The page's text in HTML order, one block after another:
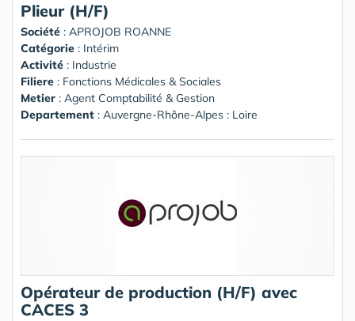
Plieur (H/F)
Société : APROJOB ROANNE
Catégorie : Intérim
Activité : Industrie
Filiere : Fonctions Médicales & Sociales
Metier : Agent Comptabilité & Gestion
Departement : Auvergne-Rhône-Alpes : Loire
Opérateur de production (H/F) avec
CACES 3